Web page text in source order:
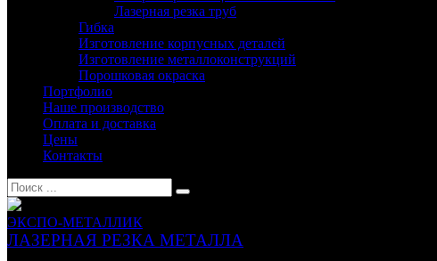
Лазерная резка труб
Гибка
Изготовление корпусных деталей
Изготовление металлоконструкций
Порошковая окраска
Портфолио
Наше производство
Оплата и доставка
Цены
Контакты
ЭКСПО-МЕТАЛЛИК
ЛАЗЕРНАЯ РЕЗКА МЕТАЛЛА